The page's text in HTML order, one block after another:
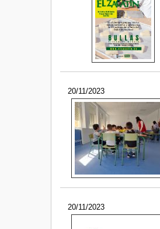
20/11/2023
20/11/2023